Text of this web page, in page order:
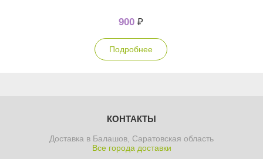
900 ₽
Подробнее
КОНТАКТЫ
Доставка в Балашов, Саратовская область
Все города доставки